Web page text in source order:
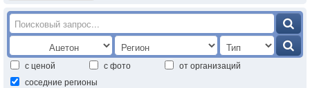
с ценой с фото
от организаций
соседние регионы